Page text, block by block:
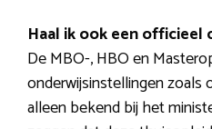
Haal ik ook een officieel
De MBO-, HBO en
onderwijsinstellingen zoals
alleen bekend bij het